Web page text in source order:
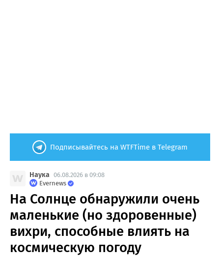
Подписывайтесь на WTFTime в Telegram
Наука 06.08.2026 в 09:08
Evernews
На Солнце обнаружили очень
маленькие (но здоровенные)
вихри, способные влиять на
космическую погоду